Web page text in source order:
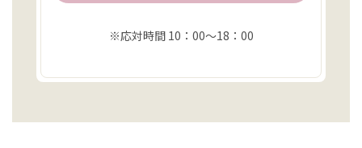
※応対時間 10：00〜18：00